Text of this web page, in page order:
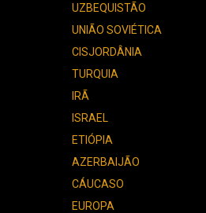
UZBEQUISTÃO
UNIÃO SOVIÉTICA
CISJORDÂNIA
TURQUIA
IRÃ
ISRAEL
ETIÓPIA
AZERBAIJÃO
CÁUCASO
EUROPA